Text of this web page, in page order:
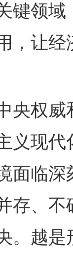
键领
，让
权威
义现
面临
存、
。越